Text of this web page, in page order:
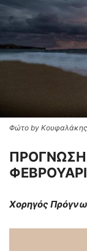
Φώτο by
ΠΡΟΓΝΩΣΗ
Χορηγός